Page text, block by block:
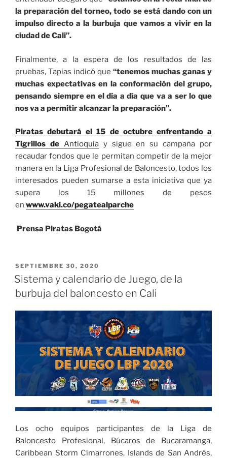
la preparación del torneo, todo se está dando con un
impulso directo a la burbuja que vamos a vivir en la
ciudad de Cali”.
Finalmente, a la espera de los resultados de las
pruebas, Tapias indicó que “tenemos muchas ganas y
muchas expectativas en la conformación del grupo,
pensando siempre en el día a día que va a ser lo que
nos va a permitir alcanzar la preparación”.
Piratas debutará el 15 de octubre enfrentando a
Tigrillos deAntioquiay sigue en su campaña por
recaudar fondos que le permitan competir de la mejor
manera en la Liga Profesional de Baloncesto, todos los
interesados pueden sumarse a esta iniciativa que ya
supera los 15 millones de pesos
en www.vaki.co/pegatealparche
Prensa Piratas Bogotá
PUBLICADO
EL
SEPTIEMBRE 30, 2020
Sistema y calendario de Juego, de la
burbuja del baloncesto en Cali
Los ocho equipos participantes de la Liga de
Baloncesto Profesional, Búcaros de Bucaramanga,
Caribbean Storm Cimarrones, Islands de San Andrés,